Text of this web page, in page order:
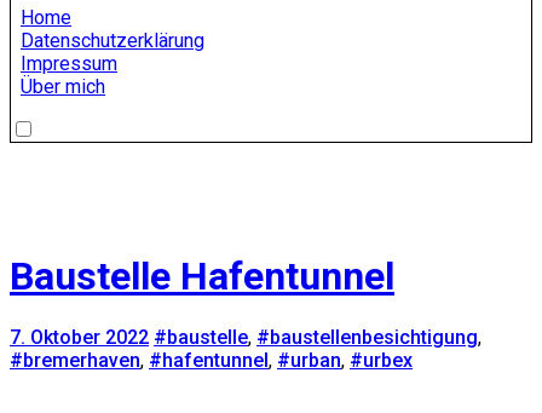
Home
Datenschutzerklärung
Impressum
Über mich
Baustelle Hafentunnel
7. Oktober 2022 #baustelle, #baustellenbesichtigung,
#bremerhaven, #hafentunnel, #urban, #urbex